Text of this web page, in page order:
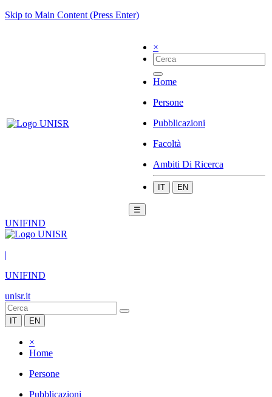
Skip to Main Content (Press Enter)
×
Home
Persone
Pubblicazioni
Facoltà
Ambiti Di Ricerca
IT EN
☰
UNIFIND
|
UNIFIND
unisr.it
IT EN
×
Home
Persone
Pubblicazioni